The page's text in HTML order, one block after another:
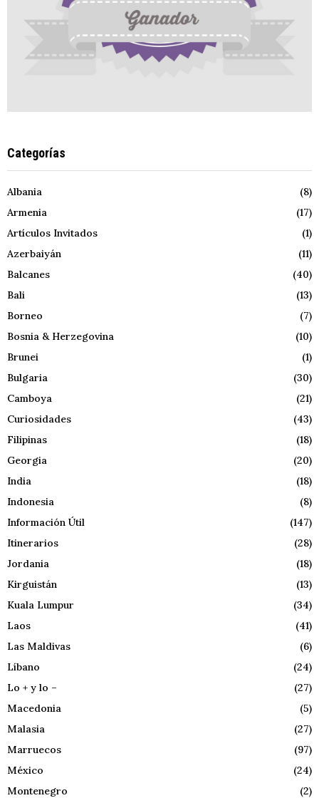
Categorías
Albania
(8)
Armenia
(17)
Artículos Invitados
(1)
Azerbaiyán
(11)
Balcanes
(40)
Bali
(13)
Borneo
(7)
Bosnia & Herzegovina
(10)
Brunei
(1)
Bulgaria
(30)
Camboya
(21)
Curiosidades
(43)
Filipinas
(18)
Georgia
(20)
India
(18)
Indonesia
(8)
Información Útil
(147)
Itinerarios
(28)
Jordania
(18)
Kirguistán
(13)
Kuala Lumpur
(34)
Laos
(41)
Las Maldivas
(6)
Líbano
(24)
Lo + y lo –
(27)
Macedonia
(5)
Malasia
(27)
Marruecos
(97)
México
(24)
Montenegro
(2)